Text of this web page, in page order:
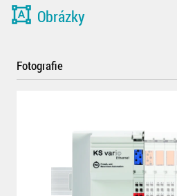
format_shapes Obrázky
Fotografie